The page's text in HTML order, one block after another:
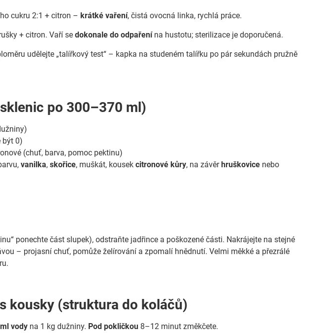
cukru 2:1 + citron –krátké vaření, čistá ovocná linka, rychlá práce.
+ citron. Vaří sedokonale do odpařenína hustotu; sterilizace je doporučená.
udělejte „talířkový test“ – kapka na studeném talířku po pár sekundách pružně
po 300–370 ml)
být 0)
(chuť, barva, pomoc pektinu)
vanilka,skořice, muškát, kousekcitronové kůry, na závěrhruškovice nebo
ponechte část slupek), odstraňte jadřince a poškozené části. Nakrájejte na stejné
– projasní chuť, pomůže želírování a zpomalí hnědnutí. Velmi měkké a přezrálé
kousky (struktura do koláčů)
vody na 1 kg dužniny. Pod pokličkou 8–12 minut změkčete.